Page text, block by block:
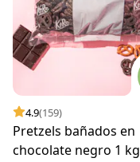
4.9(159)
Pretzels bañados en
chocolate negro 1 kg